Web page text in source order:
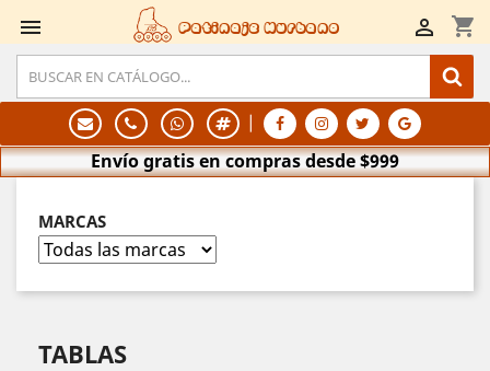
 shopping_cart

Patinaje Hurbano
|
Envío gratis en compras desde $999
MARCAS
TABLAS